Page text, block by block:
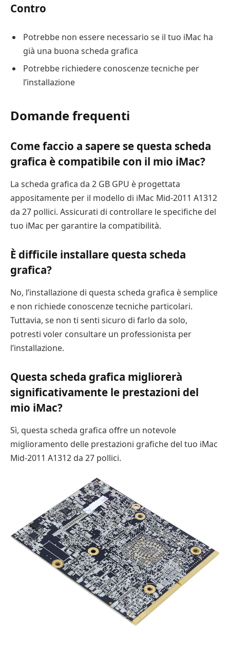
Contro
Potrebbe non essere necessario se il tuo iMac ha
già una buona scheda grafica
Potrebbe richiedere conoscenze tecniche per
l’installazione
Domande frequenti
Come faccio a sapere se questa scheda
grafica è compatibile con il mio iMac?
La scheda grafica da 2 GB GPU è progettata
appositamente per il modello di iMac Mid-2011 A1312
da 27 pollici. Assicurati di controllare le specifiche del
tuo iMac per garantire la compatibilità.
È difficile installare questa scheda
grafica?
No, l’installazione di questa scheda grafica è semplice
e non richiede conoscenze tecniche particolari.
Tuttavia, se non ti senti sicuro di farlo da solo,
potresti voler consultare un professionista per
l’installazione.
Questa scheda grafica migliorerà
significativamente le prestazioni del
mio iMac?
Sì, questa scheda grafica offre un notevole
miglioramento delle prestazioni grafiche del tuo iMac
Mid-2011 A1312 da 27 pollici.